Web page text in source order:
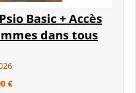
Basic + Accès
dans tous
€